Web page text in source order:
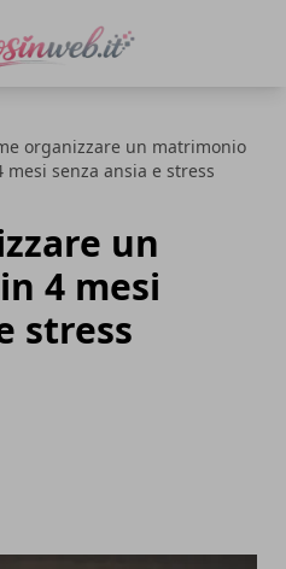
organizzare un matrimonio
mesi senza ansia e stress
un
4 mesi
stress